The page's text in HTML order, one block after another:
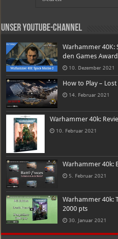
Unser Youtube-Channel
Warhammer 40K:
den Games
10. Dezember 2021
How to Play –
14. Februar 2021
Warhammer 40k:
10. Februar 2021
Warhammer 40k:
5. Februar 2021
Warhammer 40k:
2000 pts
30. Januar 2021